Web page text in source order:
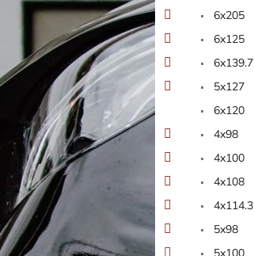
6x205
6x125
6x139.7
5x127
6x120
4x98
4x100
4x108
4x114.3
5x98
5x100